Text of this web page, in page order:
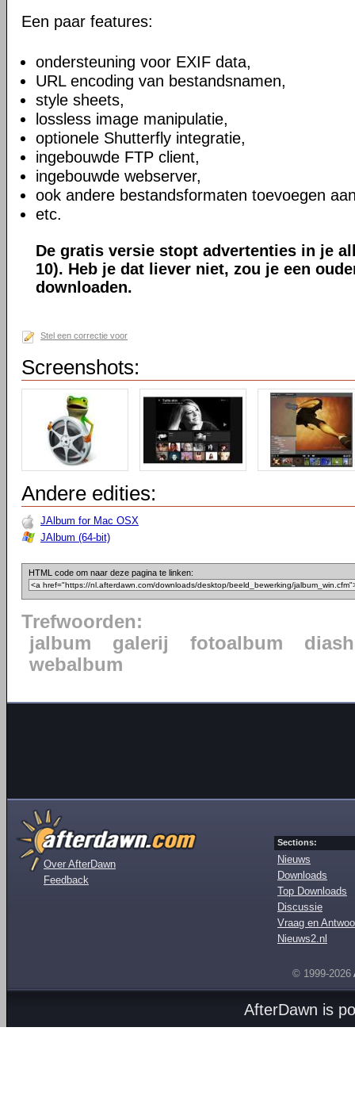
Een paar features:
ondersteuning voor EXIF data,
URL encoding van bestandsnamen,
style sheets,
lossless image manipulatie,
optionele Shutterfly integratie,
ingebouwde FTP client,
ingebouwde webserver,
ook andere bestandsformaten toevoegen
etc.
De gratis versie stopt advertenties in je
10). Heb je dat liever niet, zou je een
downloaden.
Stel een correctie voor
Screenshots:
Andere edities:
JAlbum for Mac OSX
JAlbum (64-bit)
HTML code om naar deze pagina te linken:
Trefwoorden:
jalbum
galerij fotoalbum
webalbum
Over AfterDawn
Feedback
Sections:
Nieuws
Downloads
Top Downloads
Discussie
Vraag en
Nieuws2.nl
© 1999-2026
AfterDawn is